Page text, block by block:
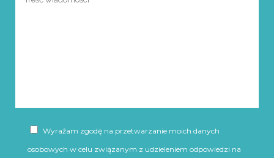
Wyrażam zgodę na przetwarzanie moich danych
osobowych w celu związanym z udzieleniem odpowiedzi na